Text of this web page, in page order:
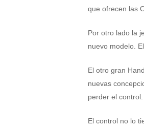
que ofrecen las
Por otro lado la
nuevo modelo.
El otro gran
nuevas
perder el control.
El control no lo